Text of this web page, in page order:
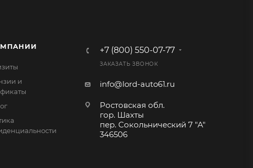
и
+7 (800) 550-07-77
ЗАКАЗАТЬ ЗВОНОК
info@lord-auto61.ru
Ростовская обл.
гор. Шахты
пер. Сокольнический 7 "А"
346506